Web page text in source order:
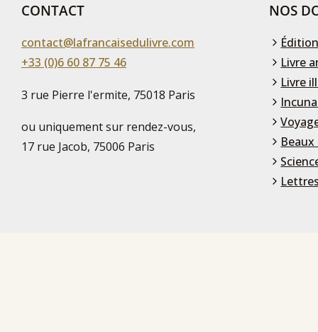
CONTACT
contact@lafrancaisedulivre.com
+33 (0)6 60 87 75 46
3 rue Pierre l'ermite, 75018 Paris
ou uniquement sur rendez-vous,
17 rue Jacob, 75006 Paris
NOS
Livre
Livre